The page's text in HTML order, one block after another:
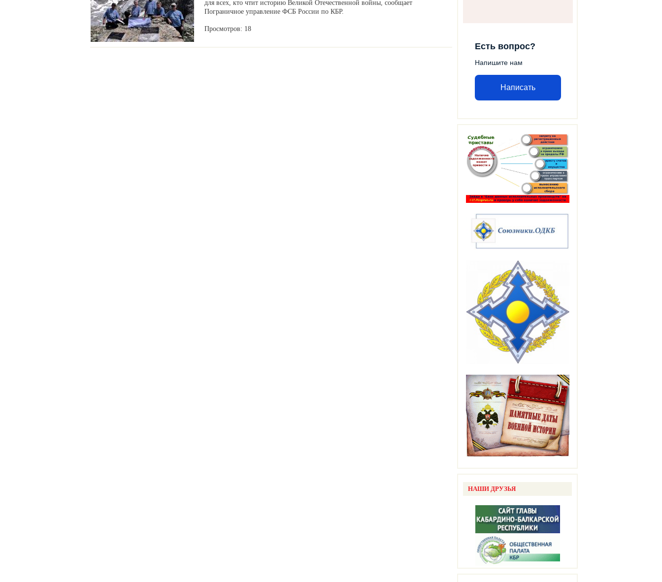
Есть вопрос?
Напишите нам
Написать
НАШИ ДРУЗЬЯ
для всех, кто чтит историю Великой Отечественной войны, сообщает
Пограничное управление ФСБ России по КБР.
Просмотров: 18